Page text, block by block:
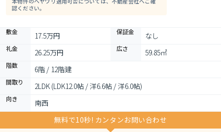
認ください。
敷金 17.5万円 保証金 なし
礼金 26.25万円 広さ 59.85㎡
階数 6階 / 12階建
間取り 2LDK (LDK12.0帖 / 洋6.6帖 / 洋6.0帖)
向き
南西
無料で10秒! カンタンお問い合わせ